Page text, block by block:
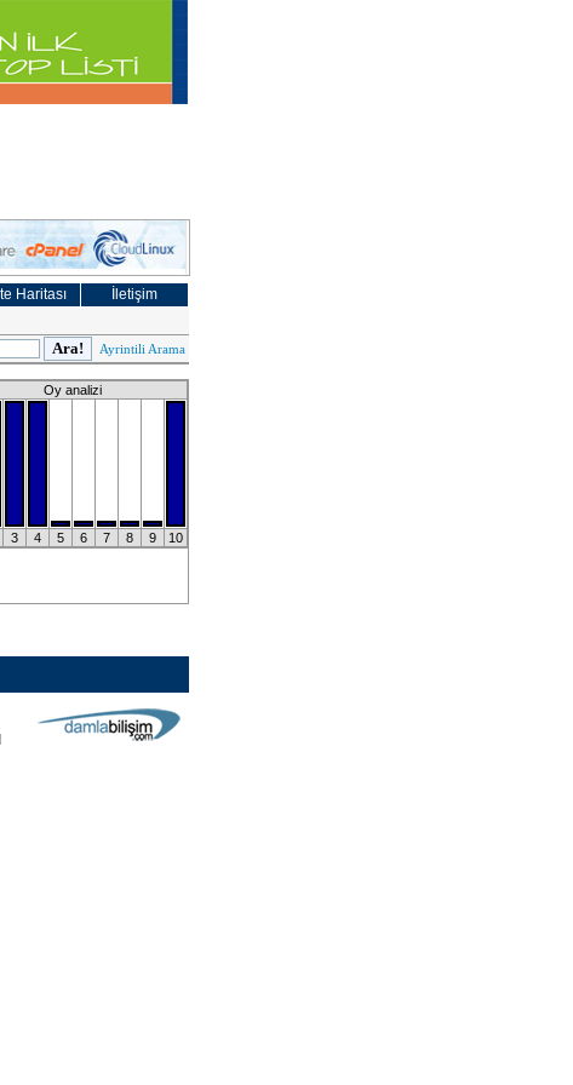
Haritası İletişim
Ayrintili Arama
Oy analizi
3 4 5 6 7 8 9 10